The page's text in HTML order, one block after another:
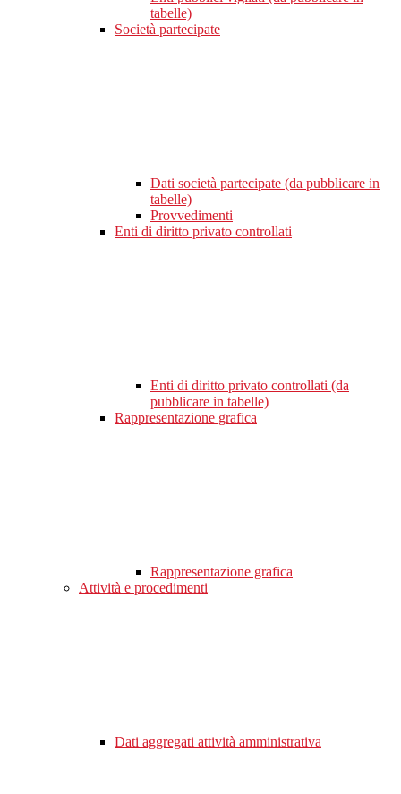
tabelle)
Società partecipate
Dati società partecipate (da pubblicare in
tabelle)
Provvedimenti
Enti di diritto privato controllati
Enti di diritto privato controllati (da
pubblicare in tabelle)
Rappresentazione grafica
Rappresentazione grafica
Attività e procedimenti
Dati aggregati attività amministrativa